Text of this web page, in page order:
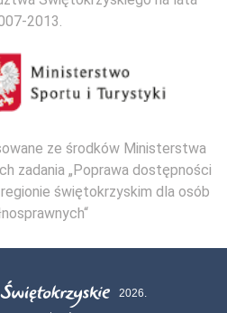
2013.
ze środków Ministerstwa
zadania „Poprawa dostępności
świętokrzyskim dla osób
2026.